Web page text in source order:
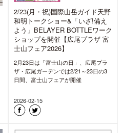
2/23(月・祝)国際山岳ガイド天野
和明トークショー&「いざ!備え
よう」BELAYER BOTTLEワーク
ショップを開催【広尾プラザ 富
士山フェア2026】
2月23日は「富士山の日」、広尾プラ
ザ・広尾ガーデンでは2/21～23日の3
日間、富士山フェアが開催
2026-02-15